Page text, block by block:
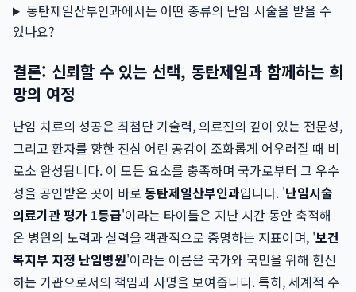
동탄제일산부인과에서는 어떤 종류의 난임 시술을 받을 수
있나요?
결론: 신뢰할 수 있는 선택, 동탄제일과 함께하는 희
망의 여정
난임 치료의 성공은 최첨단 기술력, 의료진의 깊이 있는 전문성,
그리고 환자를 향한 진심 어린 공감이 조화롭게 어우러질 때 비
로소 완성됩니다. 이 모든 요소를 충족하며 국가로부터 그 우수
성을 공인받은 곳이 바로 동탄제일산부인과입니다. '난임시술
의료기관 평가 1등급'이라는 타이틀은 지난 시간 동안 축적해
온 병원의 노력과 실력을 객관적으로 증명하는 지표이며, '보건
복지부 지정 난임병원'이라는 이름은 국가와 국민을 위해 헌신
하는 기관으로서의 책임과 사명을 보여줍니다. 특히, 세계적 수